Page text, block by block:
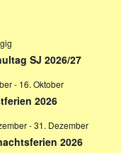
SJ 2026/27
- 16. Oktober
2026
-31. Dezember
2026